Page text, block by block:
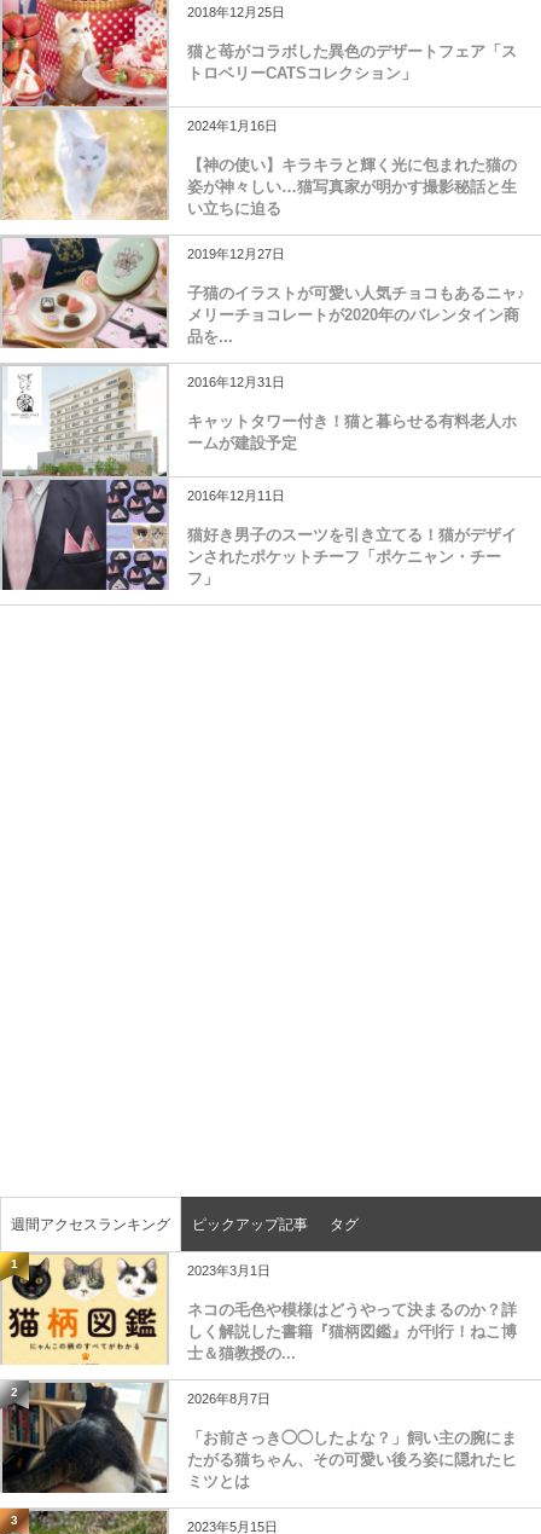
2018年12月25日
猫と苺がコラボした異色のデザートフェア「ス
トロベリーCATSコレクション」
2024年1月16日
【神の使い】キラキラと輝く光に包まれた猫の
姿が神々しい…猫写真家が明かす撮影秘話と生
い立ちに迫る
2019年12月27日
子猫のイラストが可愛い人気チョコもあるニャ♪
メリーチョコレートが2020年のバレンタイン商
品を...
2016年12月31日
キャットタワー付き！猫と暮らせる有料老人ホ
ームが建設予定
2016年12月11日
猫好き男子のスーツを引き立てる！猫がデザイ
ンされたポケットチーフ「ポケニャン・チー
フ」
週間アクセスランキング ピックアップ記事 タグ
1 2023年3月1日
ネコの毛色や模様はどうやって決まるのか？詳
しく解説した書籍『猫柄図鑑』が刊行！ねこ博
士＆猫教授の...
2 2026年8月7日
「お前さっき◯◯したよな？」飼い主の腕にま
たがる猫ちゃん、その可愛い後ろ姿に隠れたヒ
ミツとは
3 2023年5月15日